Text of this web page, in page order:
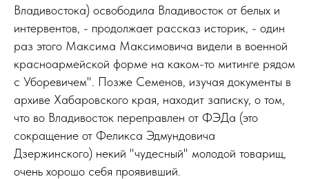
Владивостока) освободила Владивосток от белых и
интервентов, - продолжает рассказ историк, - один
раз этого Максима Максимовича видели в военной
красноармейской форме на каком-то митинге рядом
с Уборевичем". Позже Семенов, изучая документы в
архиве Хабаровского края, находит записку, о том,
что во Владивосток переправлен от ФЭДа (это
сокращение от Феликса Эдмундовича
Дзержинского) некий "чудесный" молодой товарищ,
очень хорошо себя проявивший.